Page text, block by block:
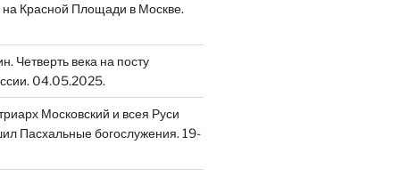
Красной Площади в Москве.
Четверть века на посту
04.05.2025.
Московский и всея Руси
Пасхальные богослужения. 19-